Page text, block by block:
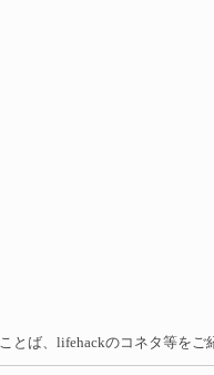
とば、lifehackのコネタ等をご